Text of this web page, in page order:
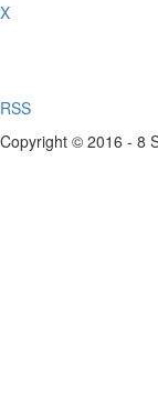
X
RSS
Copyright © 2016 - 8